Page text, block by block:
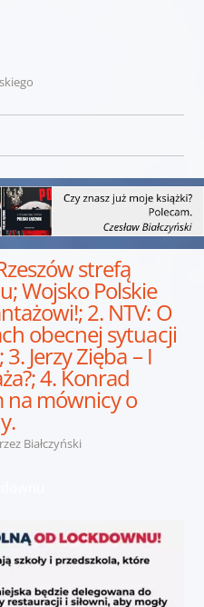
strefą
Wojsko Polskie
2. NTV: O
obecnej sytuacji
Jerzy Zięba – I
4. Konrad
na mównicy o
Białczyński